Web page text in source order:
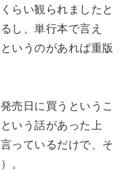
らい観られましたと
し、単行本で言え
いうのがあれば重版
売日に買うというこ
いう話があった上
っているだけで、そ
。